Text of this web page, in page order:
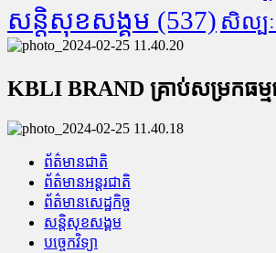
សន្តិសុខសង្គម (537) សិល្បៈ
KBLI BRAND គ្រាប់សម្រកធម្ម
ព័ត៌មានជាតិ
ព័ត៌មានអន្តរជាតិ
ព័ត៌មានសេដ្ឋកិច្ច
សន្តិសុខសង្គម
បច្ចេកវិទ្យា